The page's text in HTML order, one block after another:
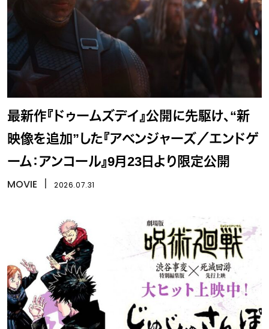
最新作『ドゥームズデイ』公開に先駆け、“新
映像を追加”した『アベンジャーズ／エンドゲ
ーム：アンコール』9月23日より限定公開
MOVIE 2026.07.31